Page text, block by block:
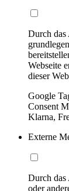
Durch das
Webseite
dieser
Google
Consent
Klarna,
Externe
Durch das
oder